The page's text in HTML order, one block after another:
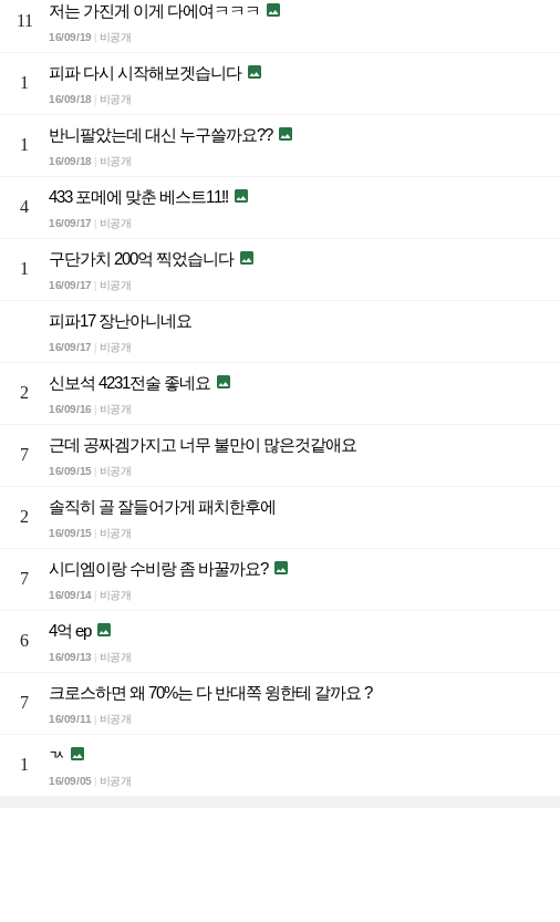
11
저는 가진게 이게 다에여ㅋㅋㅋ 
16/09/19 비공개
1
피파 다시 시작해보겟습니다 
16/09/18 비공개
1
반니팔았는데 대신 누구쓸까요?? 
16/09/18 비공개
4
433 포메에 맞춘 베스트11!! 
16/09/17 비공개
1
구단가치 200억 찍었습니다 
16/09/17 비공개
피파17 장난아니네요
16/09/17 비공개
2
신보석 4231전술 좋네요 
16/09/16 비공개
7
근데 공짜겜가지고 너무 불만이 많은것같애요
16/09/15| 비공개
2
솔직히 골 잘들어가게 패치한후에
16/09/15| 비공개
7
시디엠이랑 수비랑 좀 바꿀까요? 
16/09/14| 비공개
6
4억 ep 
16/09/13 비공개
7
크로스하면 왜 70%는 다 반대쪽 윙한테 갈까요 ?
16/09/11| 비공개
1
ㄳ 
16/09/05| 비공개